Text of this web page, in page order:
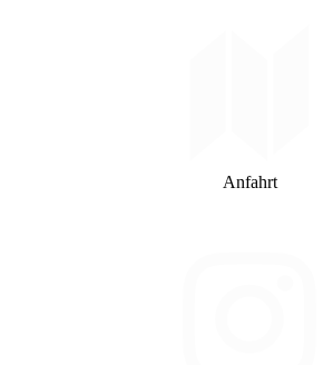
Anfahrt